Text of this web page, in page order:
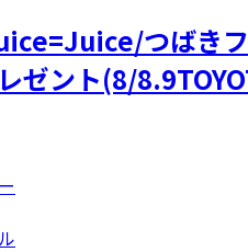
つばき
ゼント(8/